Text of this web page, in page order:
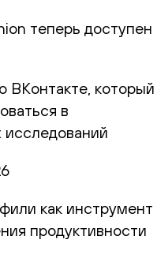
теперь доступен
ВКонтакте, который
в
исследований
как инструмент
продуктивности